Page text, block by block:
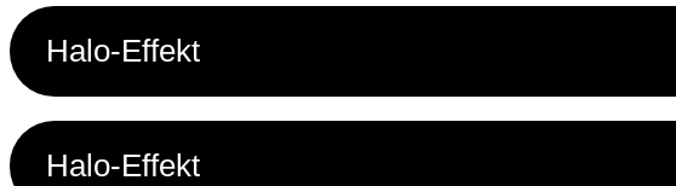
Halo-Effekt
Halo-Effekt